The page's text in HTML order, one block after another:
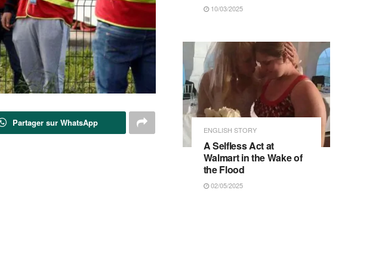
Partager sur WhatsApp
10/03/2025
ENGLISH STORY
A Selfless Act at
Walmart in the Wake of
the Flood
02/05/2025